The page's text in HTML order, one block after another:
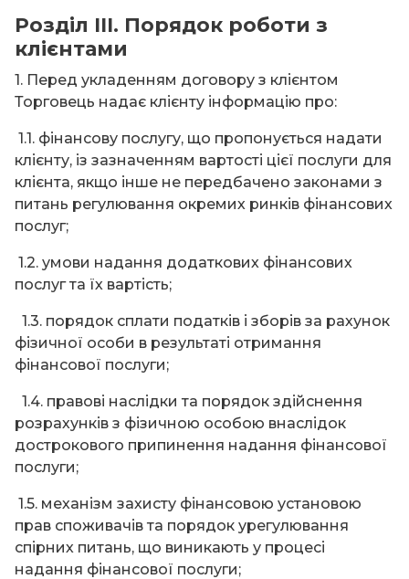
Розділ ІІІ. Порядок роботи з
клієнтами
1. Перед укладенням договору з клієнтом
Торговець надає клієнту інформацію про:
1.1. фінансову послугу, що пропонується надати
клієнту, із зазначенням вартості цієї послуги для
клієнта, якщо інше не передбачено законами з
питань регулювання окремих ринків фінансових
послуг;
1.2. умови надання додаткових фінансових
послуг та їх вартість;
1.3. порядок сплати податків і зборів за рахунок
фізичної особи в результаті отримання
фінансової послуги;
1.4. правові наслідки та порядок здійснення
розрахунків з фізичною особою внаслідок
дострокового припинення надання фінансової
послуги;
1.5. механізм захисту фінансовою установою
прав споживачів та порядок урегулювання
спірних питань, що виникають у процесі
надання фінансової послуги;